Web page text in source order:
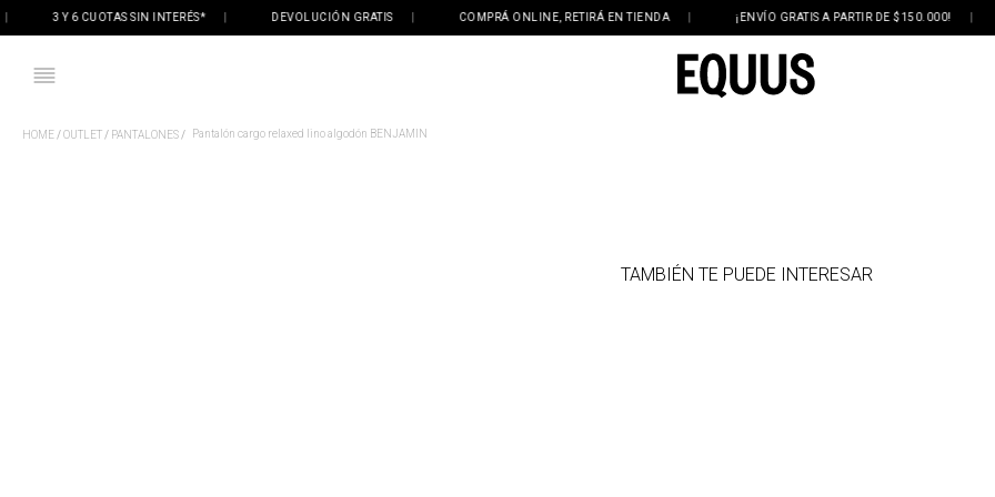
3 Y 6 CUOTAS SIN INTERÉS* | DEVOLUCIÓN GRATIS | COMPRÁ ONLINE, RETIRÁ EN TIENDA | ¡ENVÍO GRATIS A PARTIR DE $150.000! |
OUTLET PANTALONES Pantalón cargo relaxed lino algodón BENJAMIN
TAMBIÉN TE PUEDE INTERESAR